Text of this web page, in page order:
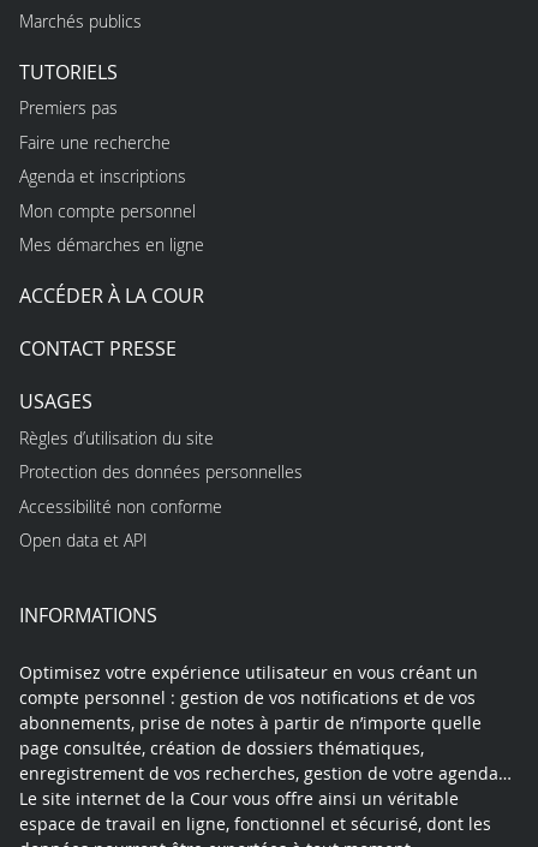
Marchés publics
TUTORIELS
Premiers pas
Faire une recherche
Agenda et inscriptions
Mon compte personnel
Mes démarches en ligne
ACCÉDER À LA COUR
CONTACT PRESSE
USAGES
Règles d’utilisation du site
Protection des données personnelles
Accessibilité non conforme
Open data et API
INFORMATIONS
Optimisez votre expérience utilisateur en vous créant un
compte personnel : gestion de vos notifications et de vos
abonnements, prise de notes à partir de n’importe quelle
page consultée, création de dossiers thématiques,
enregistrement de vos recherches, gestion de votre agenda…
Le site internet de la Cour vous offre ainsi un véritable
espace de travail en ligne, fonctionnel et sécurisé, dont les